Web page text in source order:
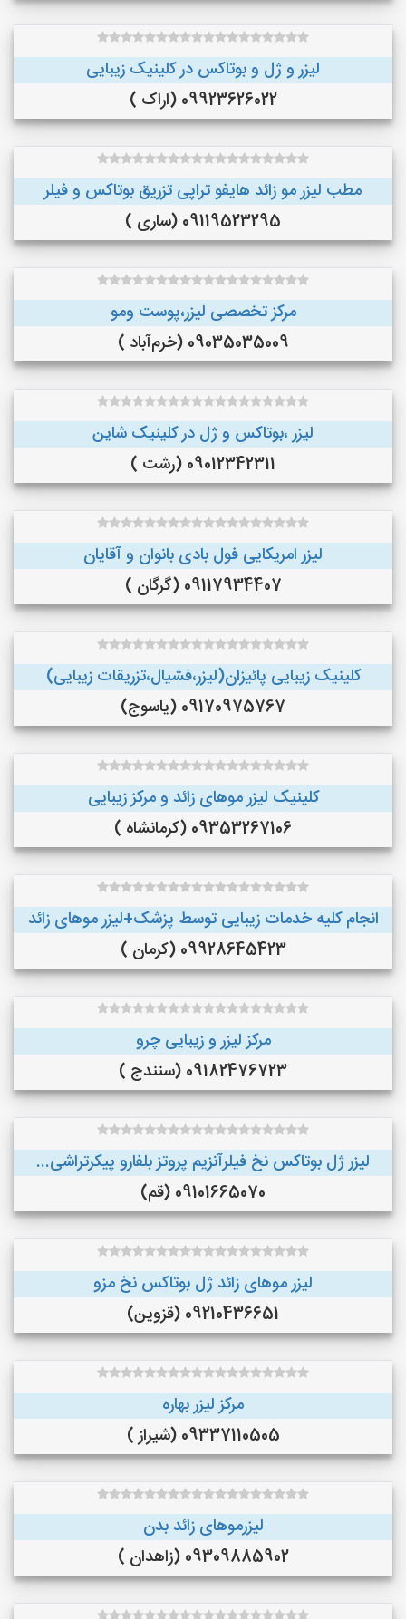
لیزر و ژل و بوتاکس در کلینیک زیبایی
09923626022 (اراک )
مطب لیزر مو زائد هایفو تراپی تزریق بوتاکس و فیلر
09119523295 (ساری )
مرکز تخصصی لیزر،پوست و‌مو
09035035009 (خرم‌آباد )
لیزر ،بوتاکس و ژل در کلینیک شاین
09012342311 (رشت )
لیزر امریکایی فول بادی بانوان و آقایان
09117934407 (گرگان )
کلینیک زیبایی پائیزان(لیزر،فشیال،تزریقات زیبایی)
09170975767 (یاسوج)
کلینیک لیزر موهای زائد و مرکز زیبایی
09353267106 (کرمانشاه )
انجام کلیه خدمات زیبایی توسط پزشک+لیزر موهای زائد
09928645423 (کرمان )
مرکز لیزر و زیبایی چرو
09182476723 (سنندج )
لیزر ژل بوتاکس نخ فیلرآنزیم پروتز بلفارو پیکرتراشی...
09101665070 (قم)
لیزر موهای زائد ژل بوتاکس نخ مزو
09210436651 (قزوین)
مرکز لیزر بهاره
09337110505 (شیراز )
لیزرموهای زائد بدن
09309885902 (زاهدان )